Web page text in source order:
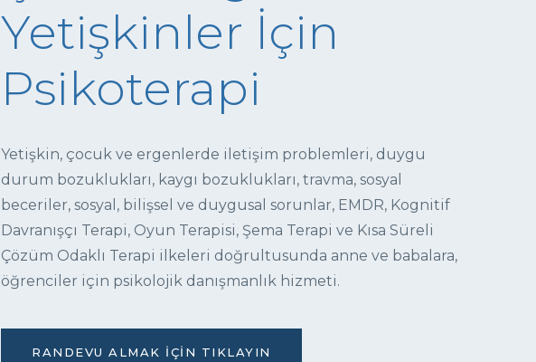
Yetişkinler İçin
Psikoterapi
Yetişkin, çocuk ve ergenlerde iletişim problemleri, duygu
durum bozuklukları, kaygı bozuklukları, travma, sosyal
beceriler, sosyal, bilişsel ve duygusal sorunlar, EMDR, Kognitif
Davranışçı Terapi, Oyun Terapisi, Şema Terapi ve Kısa Süreli
Çözüm Odaklı Terapi ilkeleri doğrultusunda anne ve babalara,
öğrenciler için psikolojik danışmanlık hizmeti.
RANDEVU ALMAK İÇIN TIKLAYIN